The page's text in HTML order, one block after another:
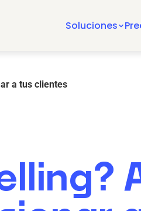
Soluciones
a tus clientes